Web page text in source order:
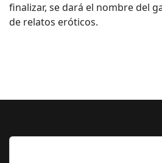
finalizar, se dará el nombre del
de relatos eróticos.